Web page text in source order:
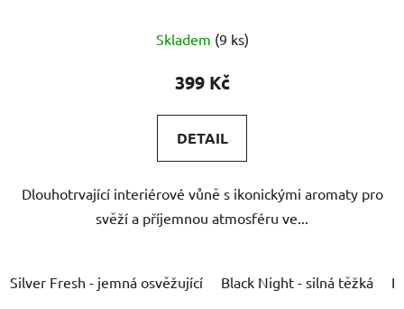
Skladem (9 ks)
399 Kč
DETAIL
Dlouhotrvající interiérové vůně s ikonickými aromaty pro
svěží a příjemnou atmosféru ve...
Silver Fresh - jemná osvěžující Black Night - silná těžká